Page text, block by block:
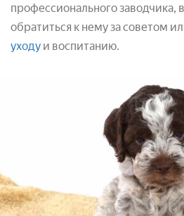
профессионального заводчика,
обратиться к нему за советом
уходу и воспитанию.